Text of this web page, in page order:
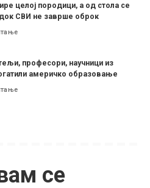
целој породици, а од стола се
СВИ не заврше оброк
професори, научници из
америчко образовање
се